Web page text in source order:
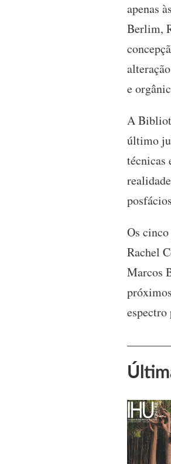
apenas
Berlim,
e
A
último
técnicas
Os
Rachel
Marcos